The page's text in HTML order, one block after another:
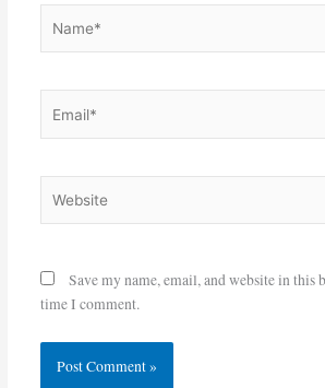
Save my name, email, and website in this
time I comment.